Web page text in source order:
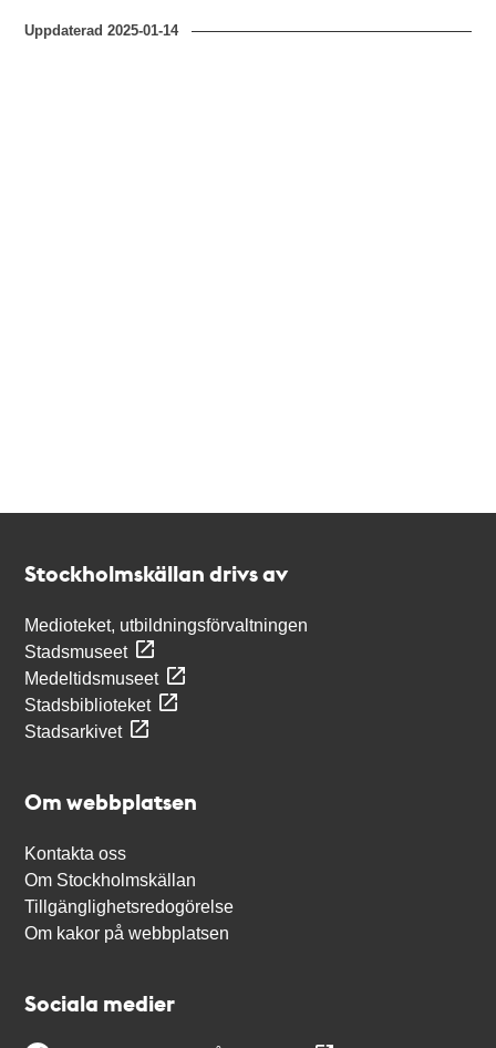
Uppdaterad2025-01-14
Stockholmskällan drivs av
Medioteket, utbildningsförvaltningen
Stadsmuseet
Medeltidsmuseet
Stadsbiblioteket
Stadsarkivet
Om webbplatsen
Kontakta oss
Om Stockholmskällan
Tillgänglighetsredogörelse
Om kakor på webbplatsen
Sociala medier